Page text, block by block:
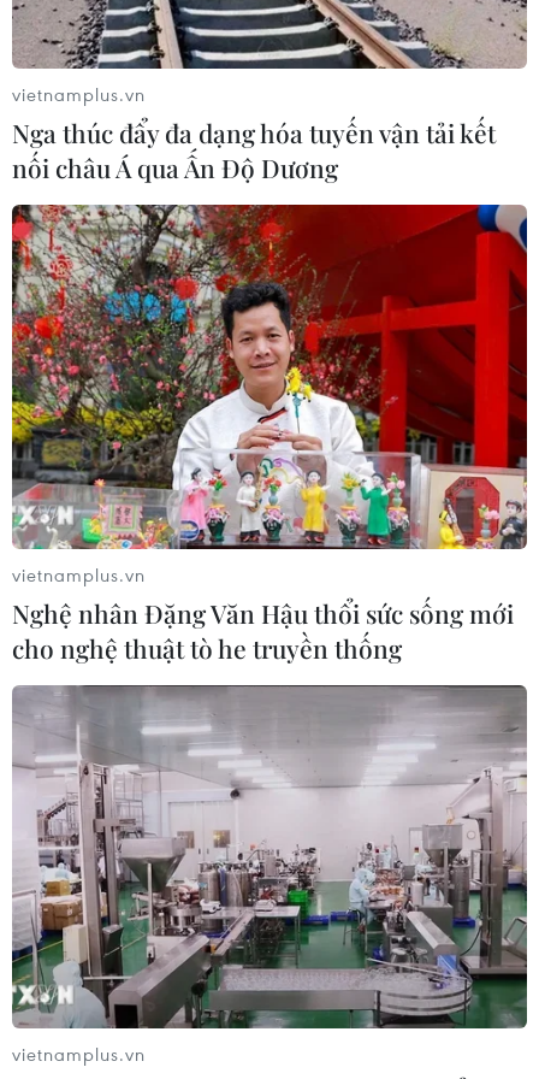
trong 'Lý Ngựa ô Huế' phiên bản
'vượt chông gai"
29/07/2026 03:16
"Giữ trọn lời thề" - Khúc tri ân những
người giữ bình yên cho Tổ quốc
25/07/2026 23:03
NSND Đỗ Quốc Hưng được bổ nhiệm
làm Giám đốc Nhạc viện Thành phố
Hồ Chí Minh
25/07/2026 10:12
"Lời hứa với Mẹ" - lan tỏa đạo lý tri ân
các Anh hùng liệt sỹ
23/07/2026 23:06
“VPBank tới rồi, mở 'lời' ngay thôi"
tiếp tục hành trình tại Đà Nẵng
23/07/2026 09:55
Sau 14 năm, "Gangnam Style" lập kỷ
lục 6 tỷ lượt xem trên YouTube
20/07/2026 03:03
Huế sắp tổ chức Lễ hội Âm nhạc & Di
đến nay
vietnamplus.vn
Nga thúc đẩy đa dạng hóa tuyến vận tải kết
nối châu Á qua Ấn Độ Dương
vietnamplus.vn
Nghệ nhân Đặng Văn Hậu thổi sức sống mới
cho nghệ thuật tò he truyền thống
vietnamplus.vn